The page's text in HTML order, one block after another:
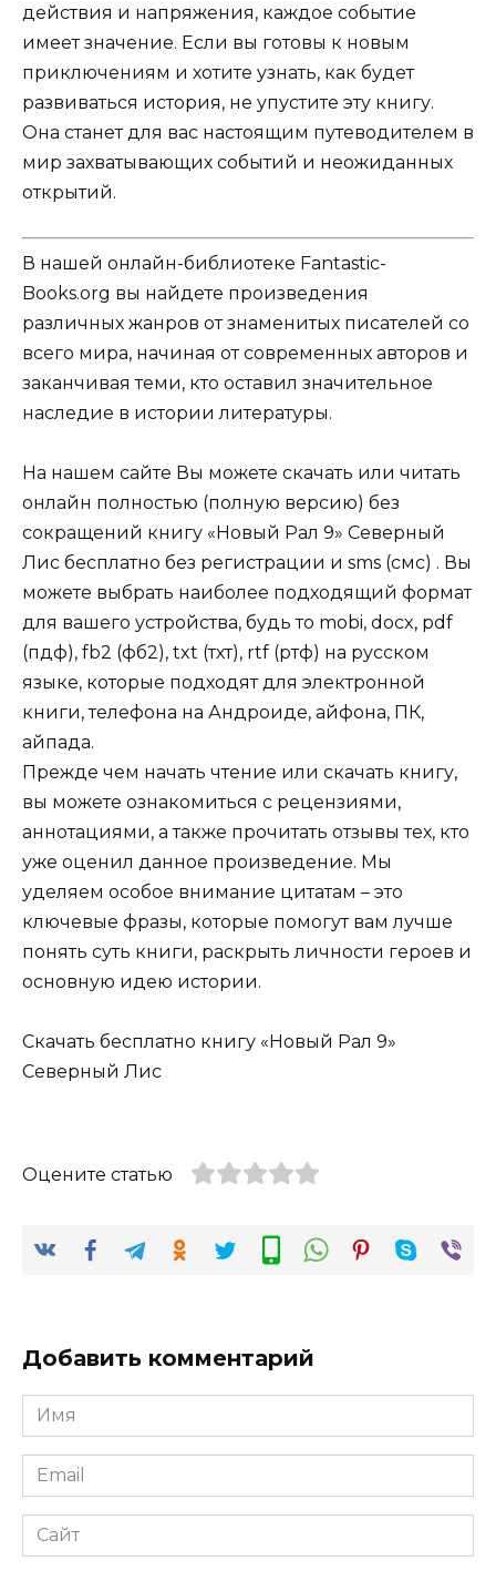
действия и напряжения, каждое событие
имеет значение. Если вы готовы к новым
приключениям и хотите узнать, как будет
развиваться история, не упустите эту книгу.
Она станет для вас настоящим путеводителем в
мир захватывающих событий и неожиданных
открытий.
В нашей онлайн-библиотеке Fantastic-
Books.org вы найдете произведения
различных жанров от знаменитых писателей со
всего мира, начиная от современных авторов и
заканчивая теми, кто оставил значительное
наследие в истории литературы.
На нашем сайте Вы можете скачать или читать
онлайн полностью (полную версию) без
сокращений книгу «Новый Рал 9» Северный
Лис бесплатно без регистрации и sms (смс) . Вы
можете выбрать наиболее подходящий формат
для вашего устройства, будь то mobi, docx, pdf
(пдф), fb2 (фб2), txt (тхт), rtf (ртф) на русском
языке, которые подходят для электронной
книги, телефона на Андроиде, айфона, ПК,
айпада.
Прежде чем начать чтение или скачать книгу,
вы можете ознакомиться с рецензиями,
аннотациями, а также прочитать отзывы тех, кто
уже оценил данное произведение. Мы
уделяем особое внимание цитатам – это
ключевые фразы, которые помогут вам лучше
понять суть книги, раскрыть личности героев и
основную идею истории.
Скачать бесплатно книгу «Новый Рал 9»
Северный Лис
Оцените статью
Добавить комментарий
Имя
*
Email
*
Сайт